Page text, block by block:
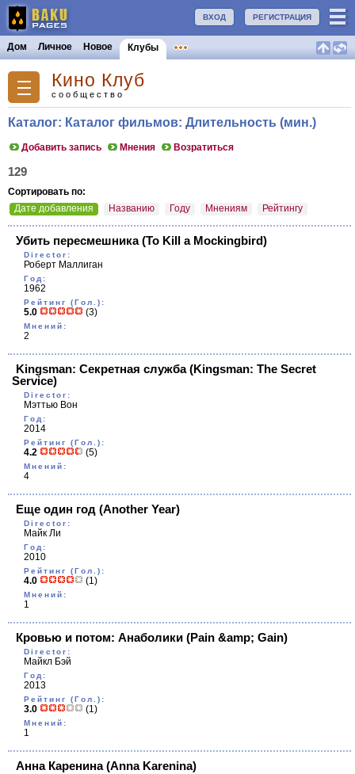
РЕГИСТРАЦИЯ
ВХОД
Дом Личное Новое Клубы
Кино Клуб
сообщество
Каталог: Каталог фильмов: Длительность (мин.)
Добавить запись Мнения Возратиться
129
Сортировать по:
Дате добавления
Названию Году Мнениям Рейтингу
Убить пересмешника(To Kill a Mockingbird)
Director:
Роберт Маллиган
Год:
1962
Рейтинг (Гол.):
5.0 (3)
Мнений:
2
Kingsman: Секретная служба(Kingsman: The Secret
Service)
Director:
Мэттью Вон
Год:
2014
Рейтинг (Гол.):
4.2 (5)
Мнений:
4
Еще один год (Another Year)
Director:
Майк Ли
Год:
2010
Рейтинг (Гол.):
4.0 (1)
Мнений:
1
Кровью и потом: Анаболики (Pain &amp; Gain)
Director:
Майкл Бэй
Год:
2013
Рейтинг (Гол.):
3.0 (1)
Мнений:
1
Анна Каренина(Anna Karenina)